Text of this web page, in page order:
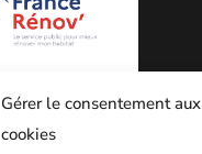
Gérer le consentement aux
cookies